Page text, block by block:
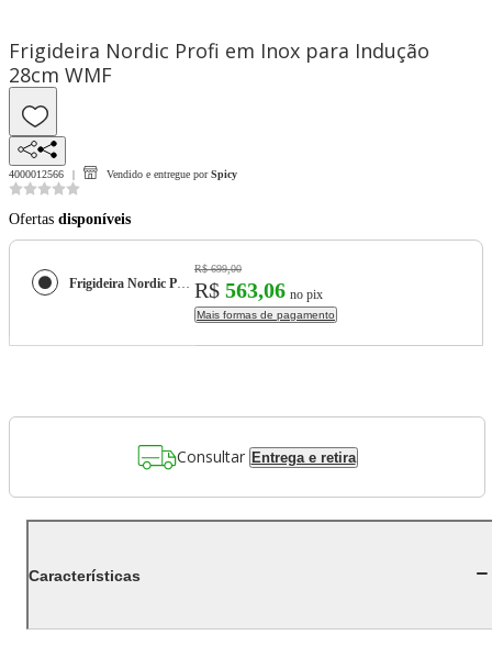
Frigideira Nordic Profi em Inox para Indução
28cm WMF
4000012566 Vendido e entregue por Spicy
Ofertas disponíveis
Frigideira Nordic Profi em Inox para Indução 28cm WMF
R$ 699,00
R$ 563,06 no pix
Mais formas de pagamento
Consultar Entrega e retira
Características